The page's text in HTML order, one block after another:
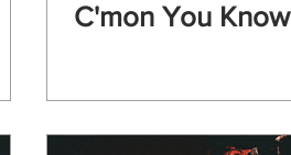
C'mon You Know